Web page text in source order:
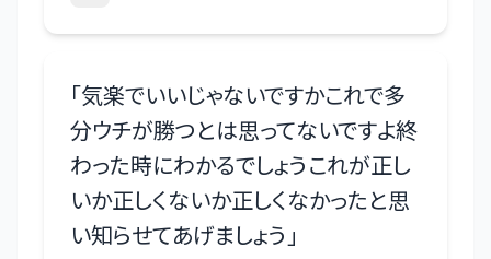
「気楽でいいじゃないですかこれで多
分ウチが勝つとは思ってないですよ終
わった時にわかるでしょうこれが正し
いか正しくないか正しくなかったと思
い知らせてあげましょう 」